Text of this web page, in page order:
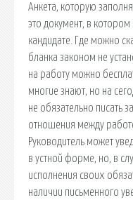
Анкета, которую
это документ, в
кандидате. Где можно
бланка законом не
на работу можно
многие знают, но на
не обязательно писать
отношения между
Руководитель может
в устной форме, но, в
исполнения своих
наличии письменного